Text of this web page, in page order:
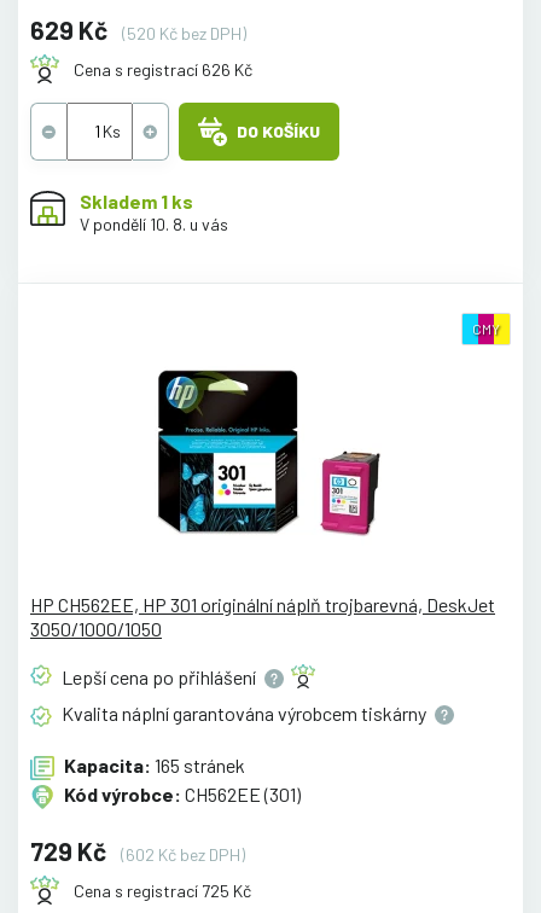
629 Kč
(520 Kč bez DPH)
Cena s registrací 626 Kč
DO KOŠÍKU
Skladem 1 ks
V pondělí 10. 8. u vás
CMY
HP CH562EE, HP 301 originální náplň trojbarevná, DeskJet
3050/1000/1050
Lepší cena po přihlášení
Kvalita náplní garantována výrobcem tiskárny
Kapacita: 165 stránek
Kód výrobce: CH562EE (301)
729 Kč
(602 Kč bez DPH)
Cena s registrací 725 Kč